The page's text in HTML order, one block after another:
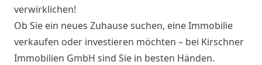
verwirklichen!
Ob Sie ein neues Zuhause suchen, eine Immobilie
verkaufen oder investieren möchten – bei Kirschner
Immobilien GmbH sind Sie in besten Händen.